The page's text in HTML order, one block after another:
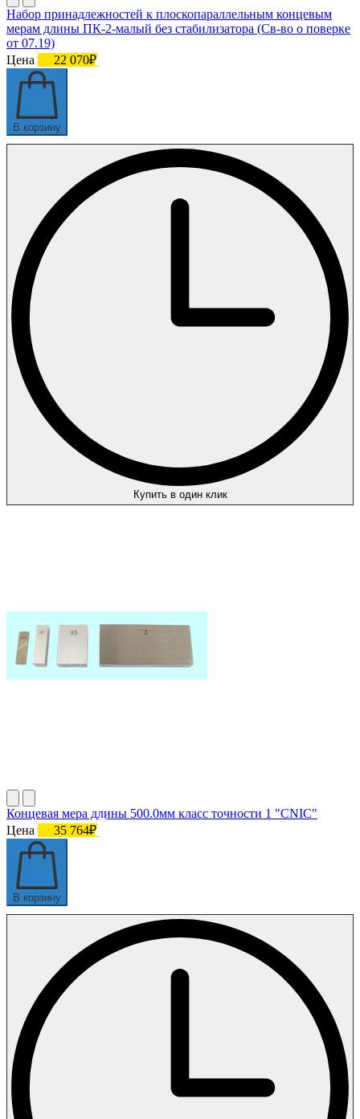
Набор принадлежностей к плоскопараллельным концевым
мерам длины ПК-2-малый без стабилизатора (Св-во о поверке
от 07.19)
Цена
22 070₽
В корзину
Купить в один клик
Концевая мера длины 500.0мм класс точности 1 "CNIC"
Цена
35 764₽
В корзину